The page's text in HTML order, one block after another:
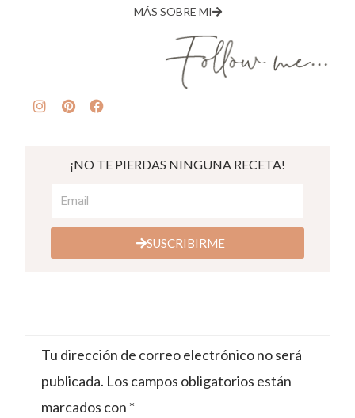
MÁS SOBRE MI
¡NO TE PIERDAS NINGUNA RECETA!
SUSCRIBIRME
Tu dirección de correo electrónico no será
publicada. Los campos obligatorios están
marcados con *